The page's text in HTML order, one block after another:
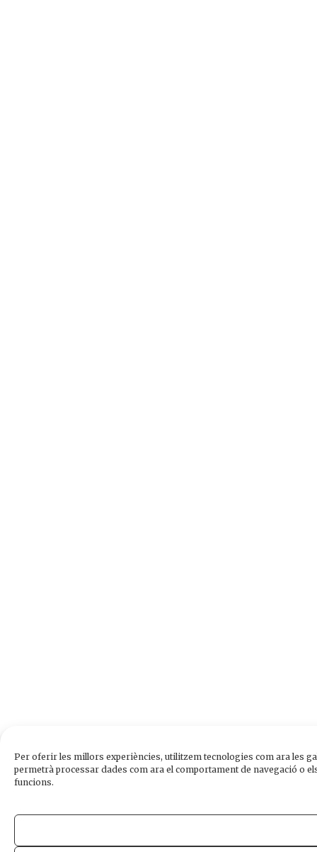
Per oferir les millors experiències, utilitzem tecnologies com ara les
permetrà processar dades com ara el comportament de navegació o
funcions.